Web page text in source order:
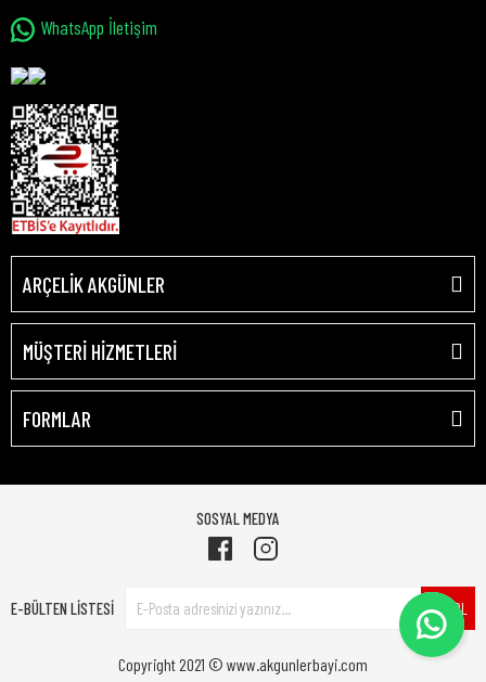
WhatsApp İletişim
ARÇELİK AKGÜNLER
MÜŞTERİ HİZMETLERİ
FORMLAR
Copyright 2021 © www.akgunlerbayi.com
E-BÜLTEN LİSTESİ ÜYE OL
SOSYAL MEDYA